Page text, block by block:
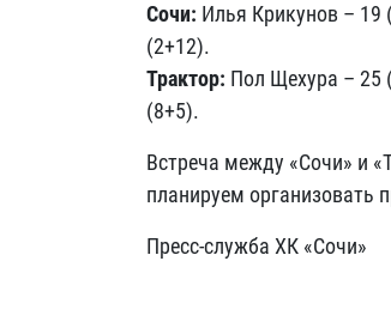
Сочи: Илья Крикунов – 19
(2+12).
Трактор: Пол Щехура – 25
(8+5).
Встреча между «Сочи» и
планируем
Пресс-служба ХК «Сочи»